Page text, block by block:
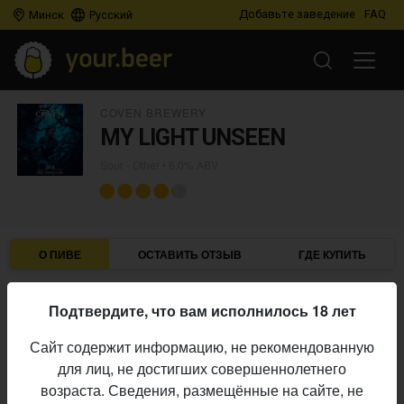
Минск Русский Добавьте заведение FAQ
MY LIGHT UNSEEN
О ПИВЕ ОСТАВИТЬ ОТЗЫВ ГДЕ КУПИТЬ
Пивоварня:
Алкоголь:
6,0%
Начало
выпуска:
12.07.2023
Подтвердите, что вам исполнилось 18 лет
Сайт содержит информацию, не рекомендованную
для лиц, не достигших совершеннолетнего
возраста. Сведения, размещённые на сайте, не